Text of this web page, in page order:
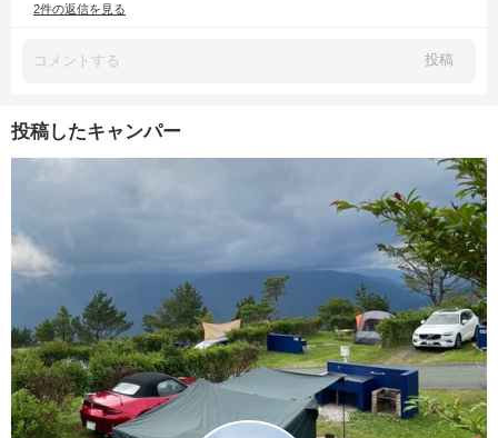
2件の返信を見る
投稿
投稿したキャンパー